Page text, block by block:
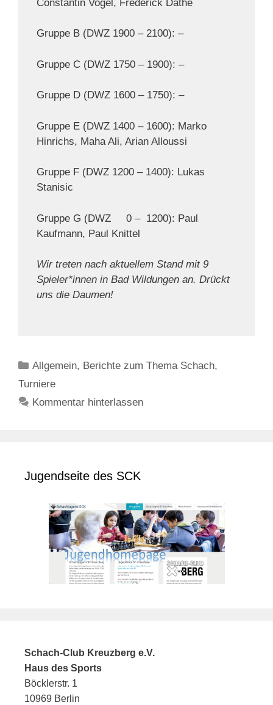
Constantin Vogel, Frederick Dathe
Gruppe B (DWZ 1900 – 2100): –
Gruppe C (DWZ 1750 – 1900): –
Gruppe D (DWZ 1600 – 1750): –
Gruppe E (DWZ 1400 – 1600): Marko
Hinrichs, Maha Ali, Arian Alloussi
Gruppe F (DWZ 1200 – 1400): Lukas
Stanisic
Gruppe G (DWZ 0 – 1200): Paul
Kaufmann, Paul Knittel
Wir treten nach aktuellem Stand mit 9
Spieler*innen in Bad Wildungen an. Drückt
uns die Daumen!
Kategorien
Allgemein, Berichte zum Thema Schach,
Turniere
Kommentar hinterlassen
Jugendseite des SCK
Schach-Club Kreuzberg e.V.
Haus des Sports
Böcklerstr. 1
10969 Berlin